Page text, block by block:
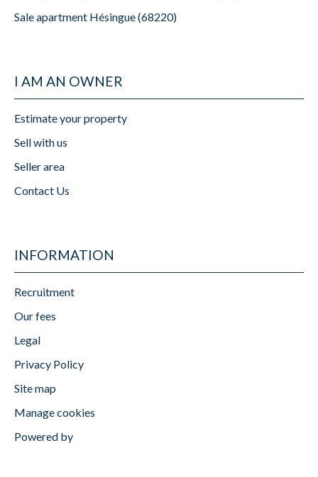
Sale apartment Hésingue (68220)
I AM AN OWNER
Estimate your property
Sell with us
Seller area
Contact Us
INFORMATION
Recruitment
Our fees
Legal
Privacy Policy
Site map
Manage cookies
Powered by